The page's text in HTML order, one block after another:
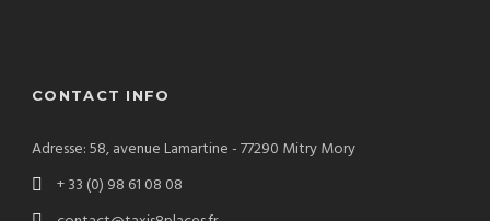
CONTACT INFO
Adresse: 58, avenue Lamartine - 77290 Mitry Mory
+ 33 (0) 98 61 08 08